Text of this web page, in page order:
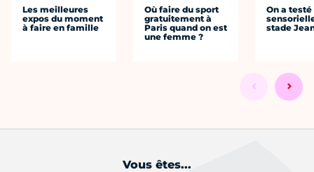
Les meilleures
expos du moment
à faire en famille
Où faire du sport
gratuitement à
Paris quand on est
une femme ?
On a
stade
Vous êtes...